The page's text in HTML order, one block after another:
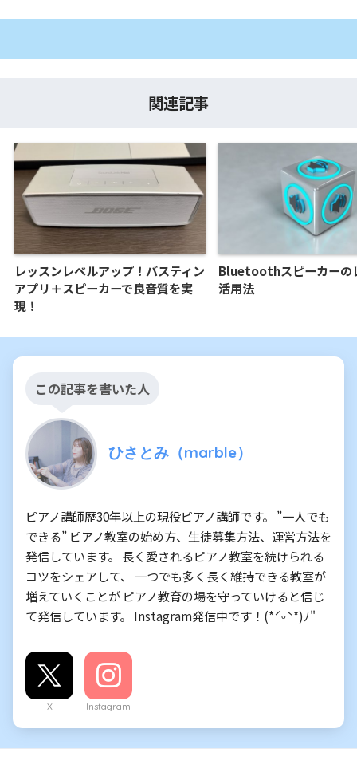
関連記事
レッスンレベルアップ！バスティン
アプリ＋スピーカーで良音質を実
現！
Bluetoothスピーカーの
活用法
この記事を書いた人
ひさとみ（marble）
ピアノ講師歴30年以上の現役ピアノ講師です。 ”一人でも
できる” ピアノ教室の始め方、生徒募集方法、運営方法を
発信しています。 長く愛されるピアノ教室を続けられる
コツをシェアして、 一つでも多く長く維持できる教室が
増えていくことが ピアノ教育の場を守っていけると信じ
て発信しています。 Instagram発信中です！(*ˊᵕˋ*)ﾉ"
X Instagram